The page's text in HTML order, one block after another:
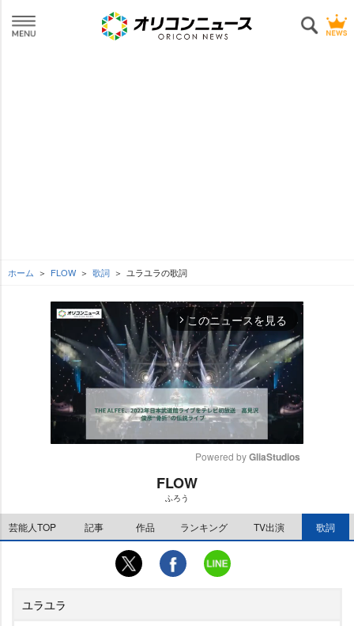
ホーム FLOW 歌詞 ユラユラの歌詞
arrow_forward_ios このニュースを見る
Powered by GliaStudios
FLOW
ふろう
芸能人TOP 記事 作品 ランキング TV出演 歌詞
ユラユラ